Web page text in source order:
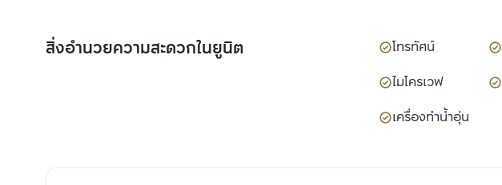
สิ่งอำนวยความสะดวกในยูนิต โทรทัศน์
ไมโครเวฟ
เครื่องทำน้ำอุ่น